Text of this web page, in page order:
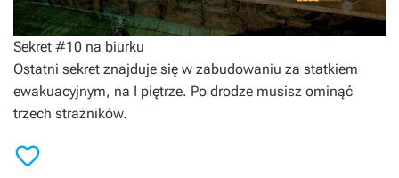
Sekret #10 na biurku
Ostatni sekret znajduje się w zabudowaniu za statkiem
ewakuacyjnym, na I piętrze. Po drodze musisz ominąć
trzech strażników.
